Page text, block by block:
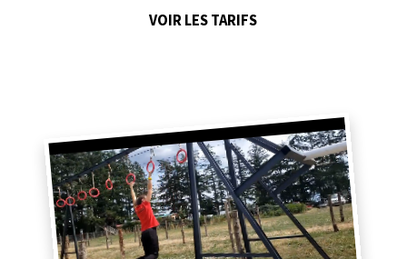
VOIR LES TARIFS